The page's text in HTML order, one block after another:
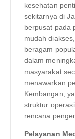
kesehatan
sekitarnya di
berpusat pada
mudah
beragam
dalam
masyarakat
menawarkan
Kembangan,
struktur
rencana
Pelayanan